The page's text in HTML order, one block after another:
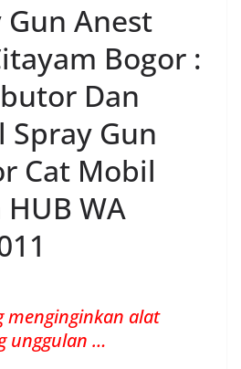
Gun Anest
Bogor :
Dan
Spray Gun
Cat Mobil
WA
menginginkan alat
unggulan …